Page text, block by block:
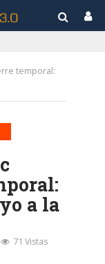
temporal:
a la
71 Vistas